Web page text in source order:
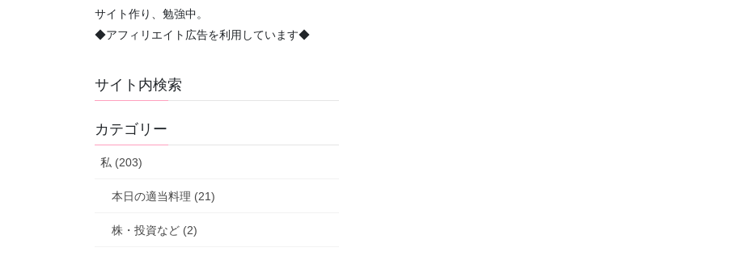
サイト作り、勉強中。
◆アフィリエイト広告を利用しています◆
サイト内検索
カテゴリー
私 (203)
本日の適当料理 (21)
株・投資など (2)